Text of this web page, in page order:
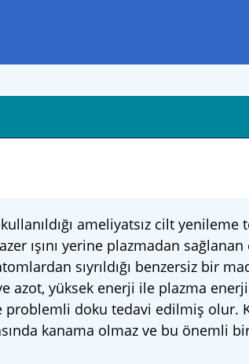
ameliyatsız cilt yenileme
ışını yerine plazmadan sağlanan
sıyrıldığı benzersiz bir
azot, yüksek enerji ile plazma
doku tedavi edilmiş olur.
kanama olmaz ve bu önemli